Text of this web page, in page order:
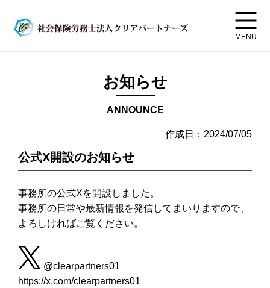
MENU
お知らせ
ANNOUNCE
作成日：2024/07/05
公式X開設のお知らせ
事務所の公式Xを開設しました。
事務所の日常や最新情報を発信してまいりますので、
よろしければご覧ください。
@clearpartners01
https://x.com/clearpartners01